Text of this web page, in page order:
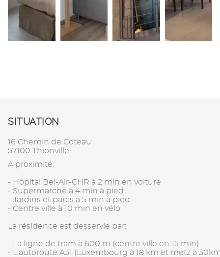
SITUATION
16 Chemin de Coteau
57100 Thionville
A proximité:
- Hôpital Bel-Air-CHR à 2 min en voiture
- Supermarché à 4 min à pied
- Jardins et parcs à 5 min à pied
- Centre ville à 10 min en vélo
La résidence est desservie par:
- La ligne de tram à 600 m (centre ville en 15 min)
- L'autoroute A31 (Luxembourg à 18 km et metz à